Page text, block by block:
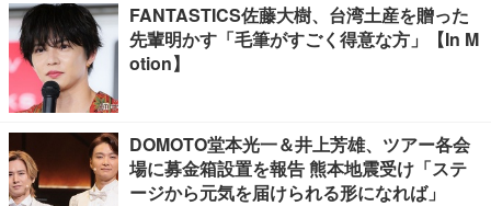
FANTASTICS佐藤大樹、台湾土産を贈った
先輩明かす「毛筆がすごく得意な方」【In M
otion】
DOMOTO堂本光一＆井上芳雄、ツアー各会
場に募金箱設置を報告 熊本地震受け「ステ
ージから元気を届けられる形になれば」